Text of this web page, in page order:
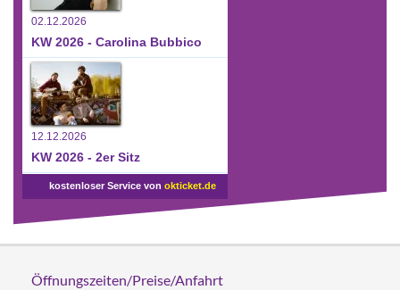
02.12.2026
KW 2026 - Carolina Bubbico
12.12.2026
KW 2026 - 2er Sitz
kostenloser Service von okticket.de
Öffnungszeiten/Preise/Anfahrt